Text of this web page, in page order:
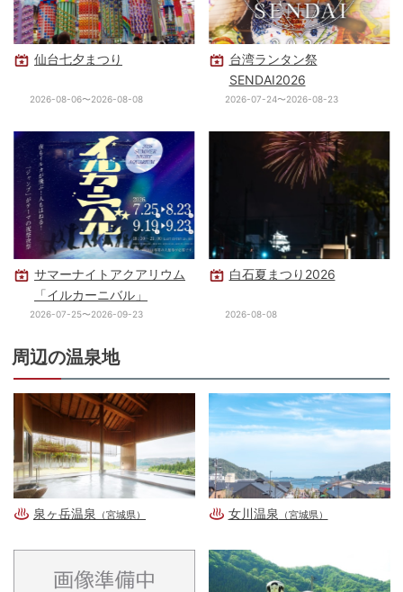
仙台七夕まつり
2026-08-06〜2026-08-08
台湾ランタン祭
SENDAI2026
2026-07-24〜2026-08-23
サマーナイトアクアリウム
「イルカーニバル」
2026-07-25〜2026-09-23
白石夏まつり2026
2026-08-08
周辺の温泉地
泉ヶ岳温泉 （宮城県） 女川温泉 （宮城県）